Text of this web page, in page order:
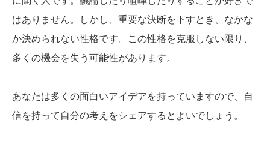
はありません。しかし、重要な決断を下すとき、なかな
か決められない性格です。この性格を克服しない限り、
多くの機会を失う可能性があります。
あなたは多くの面白いアイデアを持っていますので、自
信を持って自分の考えをシェアするとよいでしょう。